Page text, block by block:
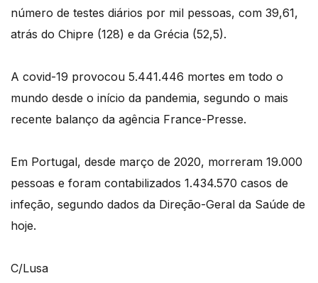
número de testes diários por mil pessoas, com 39,61,
atrás do Chipre (128) e da Grécia (52,5).
A covid-19 provocou 5.441.446 mortes em todo o
mundo desde o início da pandemia, segundo o mais
recente balanço da agência France-Presse.
Em Portugal, desde março de 2020, morreram 19.000
pessoas e foram contabilizados 1.434.570 casos de
infeção, segundo dados da Direção-Geral da Saúde de
hoje.
C/Lusa